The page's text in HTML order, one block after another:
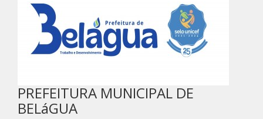
PREFEITURA MUNICIPAL DE
BELáGUA